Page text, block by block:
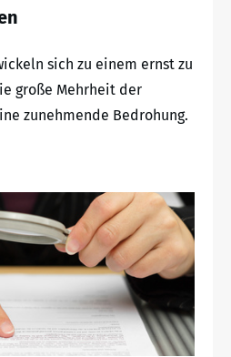
sich zu einem ernst zu
große Mehrheit der
zunehmende Bedrohung.